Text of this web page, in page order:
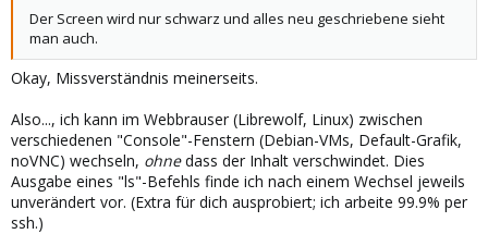
Der Screen wird nur schwarz und alles neu geschriebene sieht
man auch.
Okay, Missverständnis meinerseits.
Also..., ich kann im Webbrauser (Librewolf, Linux) zwischen
verschiedenen "Console"-Fenstern (Debian-VMs, Default-Grafik,
noVNC) wechseln, ohnedass der Inhalt verschwindet. Dies
Ausgabe eines "ls"-Befehls finde ich nach einem Wechsel jeweils
unverändert vor. (Extra für dich ausprobiert; ich arbeite 99.9% per
ssh.)